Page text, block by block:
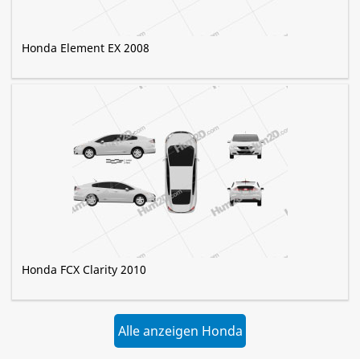
Honda Element EX 2008
Honda FCX Clarity 2010
Alle anzeigen Honda